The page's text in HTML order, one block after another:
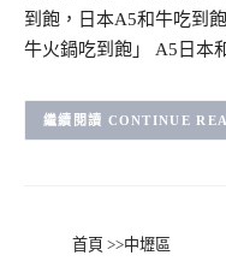
到飽，日本A5和牛吃到
牛火鍋吃到飽」 A5日本
CONTINUE
首頁 >>中壢區